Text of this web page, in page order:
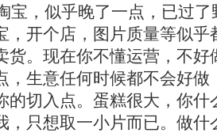
宝，似乎晚了一点，已过
，开个店，图片质量等似
货。现在你不懂运营，不好
，生意任何时候都不会好做
的切入点。蛋糕很大，你什
，只想取一小片而已。做什